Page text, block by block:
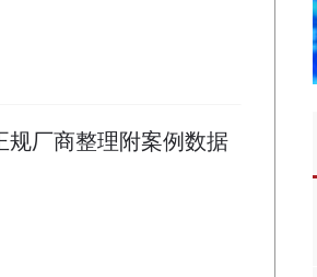
规厂商整理附案例数据